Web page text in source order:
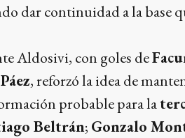
dar continuidad a la base
Aldosivi, con goles de
, reforzó la idea de
probable para la
Beltrán; Gonzalo